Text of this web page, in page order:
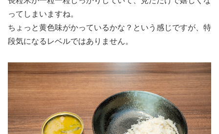
ってしまいますね。
ちょっと黄色味がかっているかな？という感じですが、特
段気になるレベルではありません。